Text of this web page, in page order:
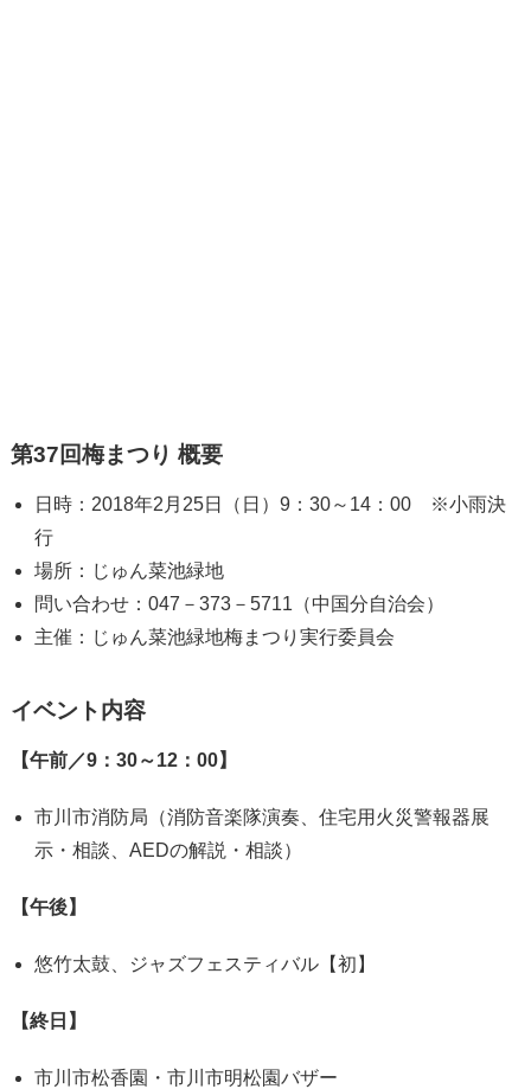
第37回梅まつり 概要
日時：2018年2月25日（日）9：30～14：00 ※小雨決
行
場所：じゅん菜池緑地
問い合わせ：047－373－5711（中国分自治会）
主催：じゅん菜池緑地梅まつり実行委員会
イベント内容
【午前／9：30～12：00】
市川市消防局（消防音楽隊演奏、住宅用火災警報器展
示・相談、AEDの解説・相談）
【午後】
悠竹太鼓、ジャズフェスティバル【初】
【終日】
市川市松香園・市川市明松園バザー